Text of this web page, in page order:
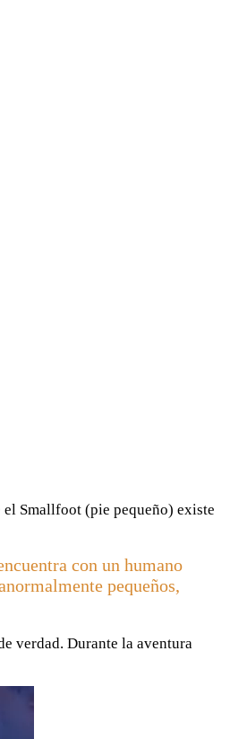
Smallfoot (pie pequeño) existe
con un humano
pequeños,
verdad. Durante la aventura